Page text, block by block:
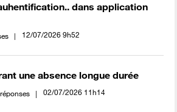
dans application
‎12/07/2026 9h52
une absence longue durée
réponses ‎02/07/2026 11h14